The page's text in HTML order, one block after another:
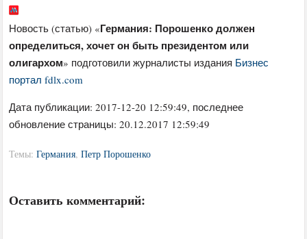
Новость (статью) «Германия: Порошенко должен
определиться, хочет он быть президентом или
олигархом» подготовили журналисты издания Бизнес
портал fdlx.com
Дата публикации:2017-12-20 12:59:49, последнее
обновление страницы: 20.12.2017 12:59:49
Темы:Германия,Петр Порошенко
Оставить комментарий: